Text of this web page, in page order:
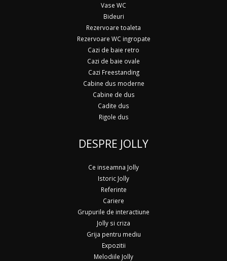
Vase WC
Bideuri
Rezervoare toaleta
Rezervoare WC ingropate
Cazi de baie retro
Cazi de baie ovale
Cazi Freestanding
Cabine dus moderne
Cabine de dus
Cadite dus
Rigole dus
DESPRE JOLLY
Ce inseamna Jolly
Istoric Jolly
Referinte
Cariere
Grupurile de interactiune
Jolly si criza
Grija pentru mediu
Expozitii
Melodiile Jolly